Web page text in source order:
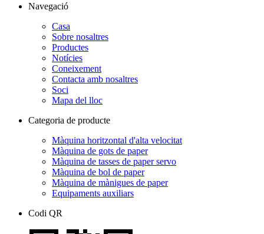
Navegació
Casa
Sobre nosaltres
Productes
Notícies
Coneixement
Contacta amb nosaltres
Soci
Mapa del lloc
Categoria de producte
Màquina horitzontal d'alta velocitat
Màquina de gots de paper
Màquina de tasses de paper servo
Màquina de bol de paper
Màquina de mànigues de paper
Equipaments auxiliars
Codi QR